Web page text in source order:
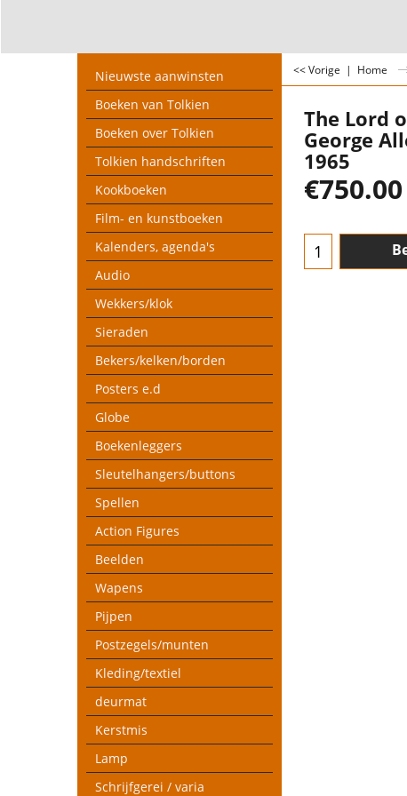
Nieuwste aanwinsten
Boeken van Tolkien
Boeken over Tolkien
Tolkien handschriften
Kookboeken
Film- en kunstboeken
Kalenders, agenda's
Audio
Wekkers/klok
Sieraden
Bekers/kelken/borden
Posters e.d
Globe
Boekenleggers
Sleutelhangers/buttons
Spellen
Action Figures
Beelden
Wapens
Pijpen
Postzegels/munten
Kleding/textiel
deurmat
Kerstmis
Lamp
Schrijfgerei / varia
<< Vorige | Home
The Lord
George
1965
€750.00